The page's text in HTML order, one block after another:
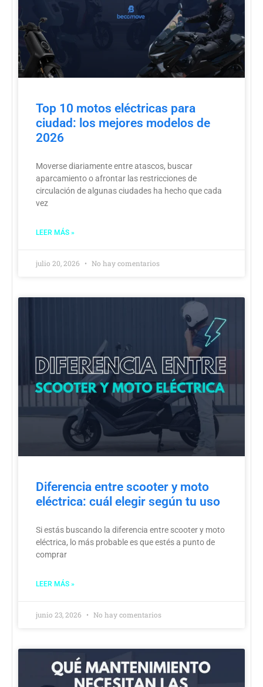
Top 10 motos eléctricas para
ciudad: los mejores modelos de
2026
Moverse diariamente entre atascos, buscar
aparcamiento o afrontar las restricciones de
circulación de algunas ciudades ha hecho que cada
vez
LEER MÁS »
julio 20, 2026 No hay comentarios
Diferencia entre scooter y moto
eléctrica: cuál elegir según tu uso
Si estás buscando la diferencia entre scooter y moto
eléctrica, lo más probable es que estés a punto de
comprar
LEER MÁS »
junio 23, 2026 No hay comentarios